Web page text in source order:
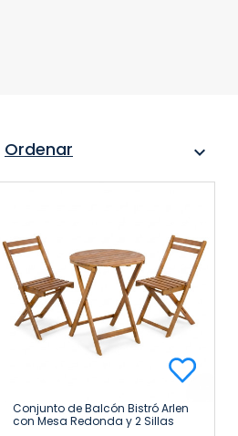
Ordenar expand_more
Conjunto de Balcón Bistró Arlen
con Mesa Redonda y 2 Sillas